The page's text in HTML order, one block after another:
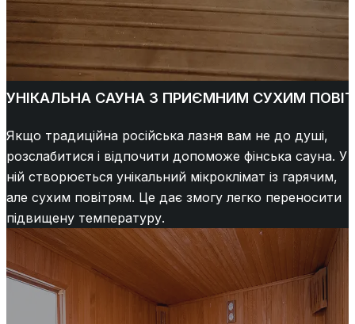
УНІКАЛЬНА САУНА З ПРИЄМНИМ СУХИМ
Якщо традиційна російська лазня вам не до душі,
розслабитися і відпочити допоможе фінська сауна. У
ній створюється унікальний мікроклімат із гарячим,
але сухим повітрям. Це дає змогу легко переносити
підвищену температуру.